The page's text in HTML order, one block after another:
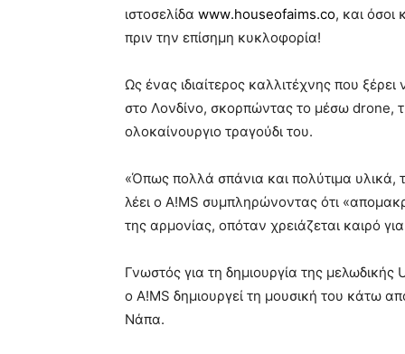
ιστοσελίδα www.houseofaims.co, και
πριν την επίσημη κυκλοφορία!
Ως ένας ιδιαίτερος καλλιτέχνης που
στο Λονδίνο, σκορπώντας το μέσω drone,
ολοκαίνουργιο τραγούδι του.
«Όπως πολλά σπάνια και πολύτιμα υλικά,
λέει ο A!MS συμπληρώνοντας ότι
της αρμονίας, οπόταν χρειάζεται καιρό
Γνωστός για τη δημιουργία της μελωδικής
ο A!MS δημιουργεί τη μουσική του κάτω
Νάπα.